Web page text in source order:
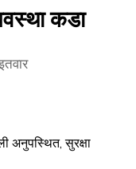
कडा